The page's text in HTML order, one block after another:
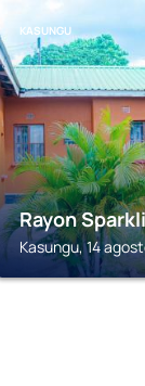
KASUNGU
Rayon
Kasungu, 14